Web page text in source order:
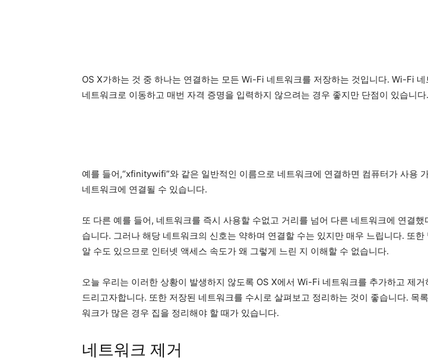
OS X가하는 것 중 하나는 연결하는 모든 Wi-Fi 네트워크를 저장하는 것입니다. Wi-Fi
네트워크로 이동하고 매번 자격 증명을 입력하지 않으려는 경우 좋지만 단점이 있습니다.
예를 들어,“xfinitywifi”와 같은 일반적인 이름으로 네트워크에 연결하면 컴퓨터가 사용
네트워크에 연결될 수 있습니다.
또 다른 예를 들어, 네트워크를 즉시 사용할 수없고 거리를 넘어 다른 네트워크에 연결했
습니다. 그러나 해당 네트워크의 신호는 약하며 연결할 수는 있지만 매우 느립니다. 또한
알 수도 있으므로 인터넷 액세스 속도가 왜 그렇게 느린 지 이해할 수 없습니다.
오늘 우리는 이러한 상황이 발생하지 않도록 OS X에서 Wi-Fi 네트워크를 추가하고 제거
드리고자합니다. 또한 저장된 네트워크를 수시로 살펴보고 정리하는 것이 좋습니다. 목
워크가 많은 경우 집을 정리해야 할 때가 있습니다.
네트워크 제거